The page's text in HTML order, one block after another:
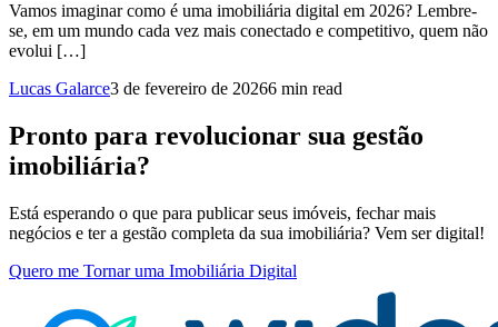
Vamos imaginar como é uma imobiliária digital em 2026? Lembre-
se, em um mundo cada vez mais conectado e competitivo, quem não
evolui […]
Lucas Galarce3 de fevereiro de 20266 min read
Pronto para revolucionar sua gestão
imobiliária?
Está esperando o que para publicar seus imóveis, fechar mais
negócios e ter a gestão completa da sua imobiliária? Vem ser digital!
Quero me Tornar uma Imobiliária Digital